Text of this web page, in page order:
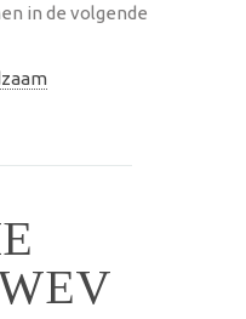
in de volgende